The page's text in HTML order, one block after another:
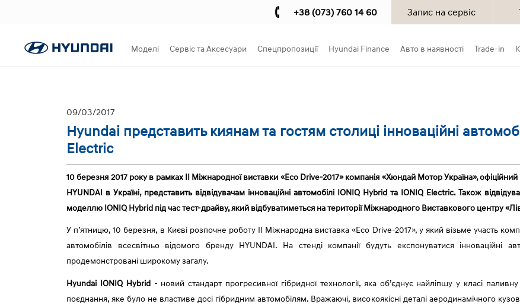
+38 (073) 760 14 60 Запис на сервіс
Моделі Сервіс та Аксесуари Спецпропозиції Hyundai Finance Авто в наявності Trade-in
09/03/2017
Hyundai представить киянам та гостям столиці інноваційні
Electric
10 березня 2017 року в рамках II Міжнародної виставки «Eco Drive-2017» компанія «Хюндай Мотор Україна»,
HYUNDAI в Україні, представить відвідувачам інноваційні автомобілі IONIQ Hybrid та IONIQ Electric. Також
моделлю IONIQ Hybrid під час тест-драйву, який відбуватиметься на території Міжнародного Виставкового центру
У п’ятницю, 10 березня, в Києві розпочне роботу II Міжнародна виставка «Eco Drive-2017», у який візьме участь
автомобілів всесвітньо відомого бренду HYUNDAI. На стенді компанії будуть експонуватися інноваційні
продемонстровані широкому загалу.
Hyundai IONIQ Hybrid- новий стандарт прогресивної гібридної технології, яка об’єднує найліпшу у класі
поєднання, яке було не властиве досі гібридним автомобілям. Вражаючі, високоякісні деталі аеродинамічного